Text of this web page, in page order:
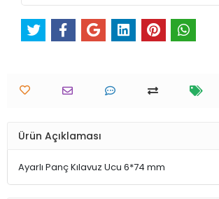
Ürün Açıklaması
Ayarlı Panç Kılavuz Ucu 6*74 mm